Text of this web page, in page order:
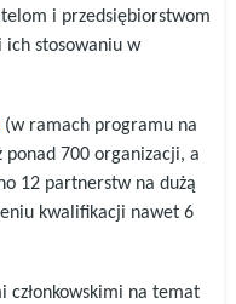
i przedsiębiorstwom
ich stosowaniu w
(w ramach programu na
ponad 700 organizacji, a
12 partnerstw na dużą
kwalifikacji nawet 6
członkowskimi na temat